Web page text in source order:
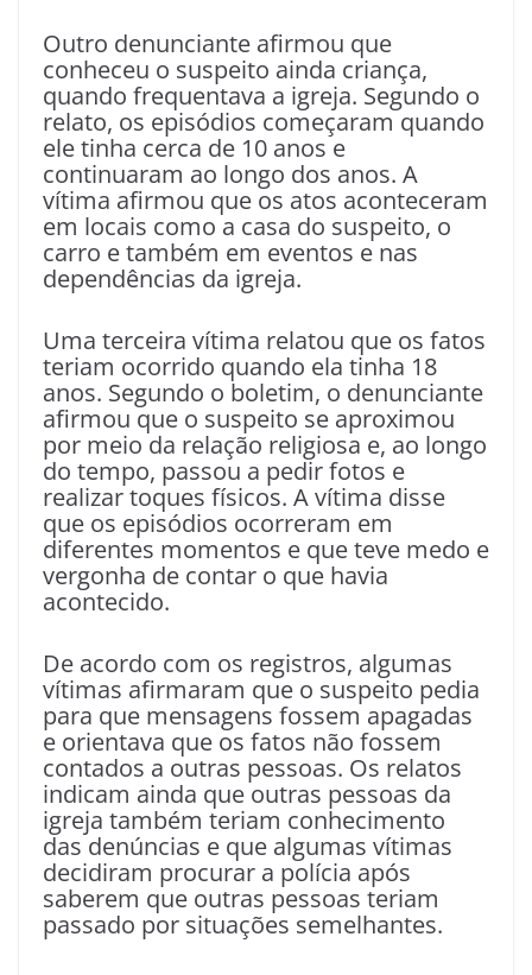
Outro denunciante afirmou que
conheceu o suspeito ainda criança,
quando frequentava a igreja. Segundo o
relato, os episódios começaram quando
ele tinha cerca de 10 anos e
continuaram ao longo dos anos. A
vítima afirmou que os atos aconteceram
em locais como a casa do suspeito, o
carro e também em eventos e nas
dependências da igreja.
Uma terceira vítima relatou que os fatos
teriam ocorrido quando ela tinha 18
anos. Segundo o boletim, o denunciante
afirmou que o suspeito se aproximou
por meio da relação religiosa e, ao longo
do tempo, passou a pedir fotos e
realizar toques físicos. A vítima disse
que os episódios ocorreram em
diferentes momentos e que teve medo e
vergonha de contar o que havia
acontecido.
De acordo com os registros, algumas
vítimas afirmaram que o suspeito pedia
para que mensagens fossem apagadas
e orientava que os fatos não fossem
contados a outras pessoas. Os relatos
indicam ainda que outras pessoas da
igreja também teriam conhecimento
das denúncias e que algumas vítimas
decidiram procurar a polícia após
saberem que outras pessoas teriam
passado por situações semelhantes.